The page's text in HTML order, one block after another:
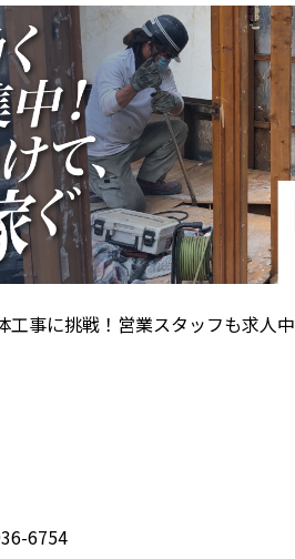
事に挑戦！営業スタッフも求人中
6754